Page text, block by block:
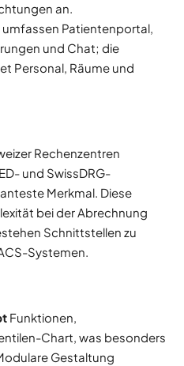
an.
Patientenportal,
und Chat; die
Personal, Räume und
Rechenzentren
und SwissDRG-
Merkmal. Diese
bei der Abrechnung
Schnittstellen zu
Systemen.
Funktionen,
Chart, was besonders
Gestaltung